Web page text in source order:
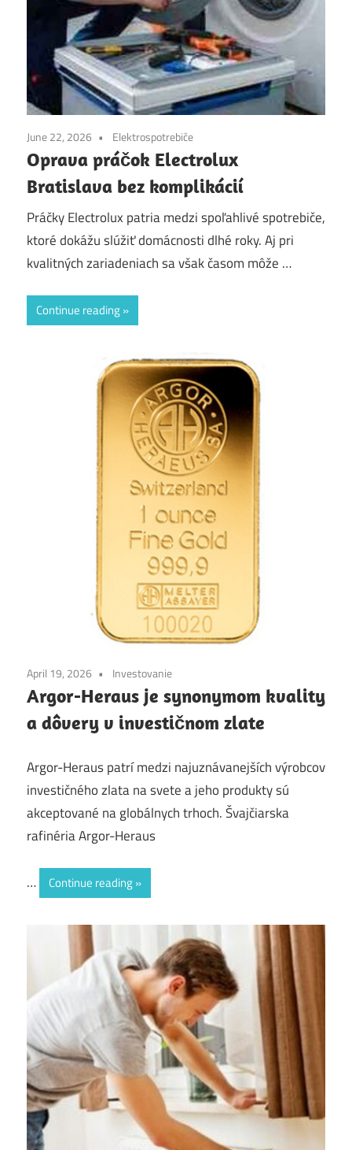
June 22, 2026 Elektrospotrebiče
Oprava práčok Electrolux
Bratislava bez komplikácií
Práčky Electrolux patria medzi spoľahlivé spotrebiče,
ktoré dokážu slúžiť domácnosti dlhé roky. Aj pri
kvalitných zariadeniach sa však časom môže …
Continue reading
April 19, 2026 Investovanie
Argor-Heraus je synonymom kvality
a dôvery v investičnom zlate
Argor-Heraus patrí medzi najuznávanejších výrobcov
investičného zlata na svete a jeho produkty sú
akceptované na globálnych trhoch. Švajčiarska
rafinéria Argor-Heraus
… Continue reading